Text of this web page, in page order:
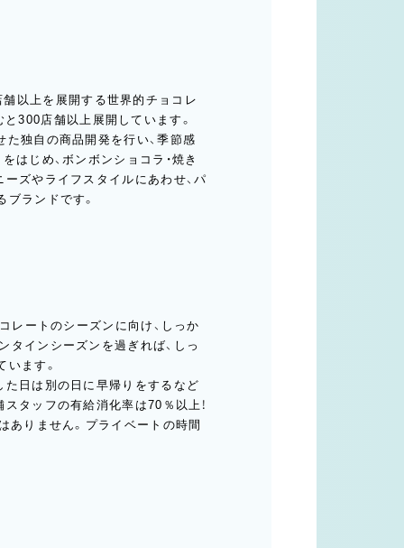
以上を展開する世界的チョコレ
300店舗以上展開しています。
独自の商品開発を行い、季節感
はじめ、ボンボンショコラ・焼き
ズやライフスタイルにあわせ、パ
ランドです。
レートのシーズンに向け、しっか
タインシーズンを過ぎれば、しっ
ます。
た日は別の日に早帰りをするなど
タッフの有給消化率は70％以上！
ありません。プライベートの時間